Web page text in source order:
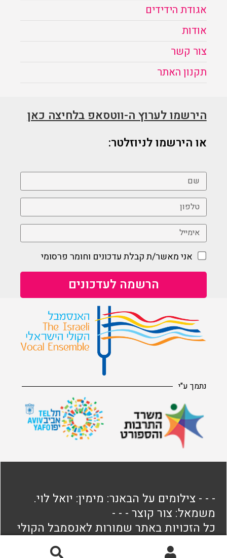
אגודת הידידים
אודות
צור קשר
תקנון האתר
הירשמו לערוץ ה-ווטסאפ בלחיצה כאן
או הירשמו לניוזלטר:
אני מאשר/ת קבלת עדכונים וחומר פרסומי
נתמך ע"י
- - - צילומים על הבאנר: מימין: יואל לוי.
משמאל: צור קוצר - - -
כל הזכויות באתר שמורות לאנסמבל הקולי
הישראלי